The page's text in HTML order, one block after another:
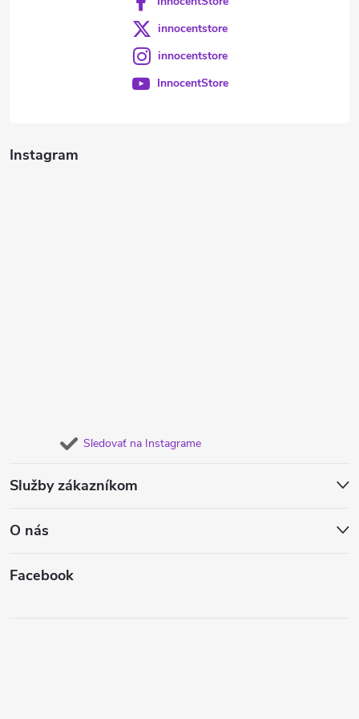
Instagram
Sledovať na Instagrame
Služby zákazníkom
O nás
Facebook
innocentstore
innocentstore
InnocentStore